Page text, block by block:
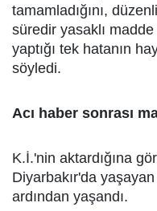
tamamladığını,
süredir yasaklı madde
yaptığı tek hatanın
söyledi.
Acı haber sonrası
K.İ.'nin aktardığına
Diyarbakır'da
ardından yaşandı.